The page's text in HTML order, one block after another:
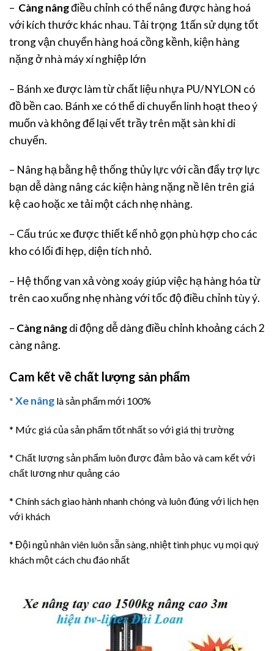
– Càng nângđiều chỉnh có thể nâng được hàng hoá
với kích thước khác nhau. Tải trọng 1tấn sử dụng tốt
trong vận chuyển hàng hoá cồng kềnh, kiện hàng
nặng ở nhà máy xí nghiệp lớn
– Bánh xe được làm từ chất liệu nhựa PU/NYLON có
đồ bền cao. Bánh xe có thể di chuyển linh hoạt theo ý
muốn và không để lại vết trầy trên mặt sàn khi di
chuyển.
– Nâng hạ bằng hệ thống thủy lực với cần đẩy trợ lực
bạn dễ dàng nâng các kiện hàng nặng nề lên trên giá
kệ cao hoặc xe tải một cách nhẹ nhàng.
– Cấu trúc xe được thiết kế nhỏ gọn phù hợp cho các
kho có lối đi hẹp, diện tích nhỏ.
– Hệ thống van xả vòng xoáy giúp việc hạ hàng hóa từ
trên cao xuống nhẹ nhàng với tốc độ điều chỉnh tùy ý.
– Càng nângdi động dễ dàng điều chỉnh khoảng cách 2
càng nâng.
Cam kết về chất lượng sản phẩm
* Xe nâng là sản phẩm mới 100%
* Mức giá của sản phẩm tốt nhất so với giá thị trường
* Chất lượng sản phẩm luôn được đảm bảo và cam kết với
chất lương như quảng cáo
* Chính sách giao hành nhanh chóng và luôn đúng với lịch hẹn
với khách
* Đội ngủ nhân viên luôn sẵn sàng, nhiệt tình phục vụ mọi quý
khách một cách chu đáo nhất